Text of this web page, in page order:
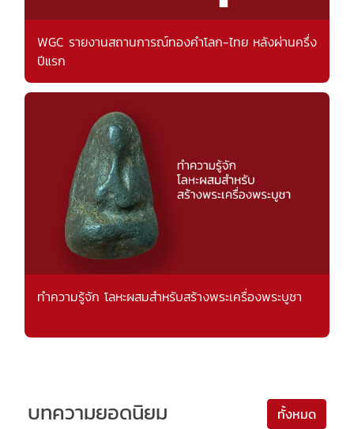
WGC รายงานสถานการณ์ทองคำโลก-ไทย หลังผ่านครึ่ง
ปีแรก
ทำความรู้จัก โลหะผสมสำหรับสร้างพระเครื่องพระบูชา
บทความยอดนิยม ทั้งหมด